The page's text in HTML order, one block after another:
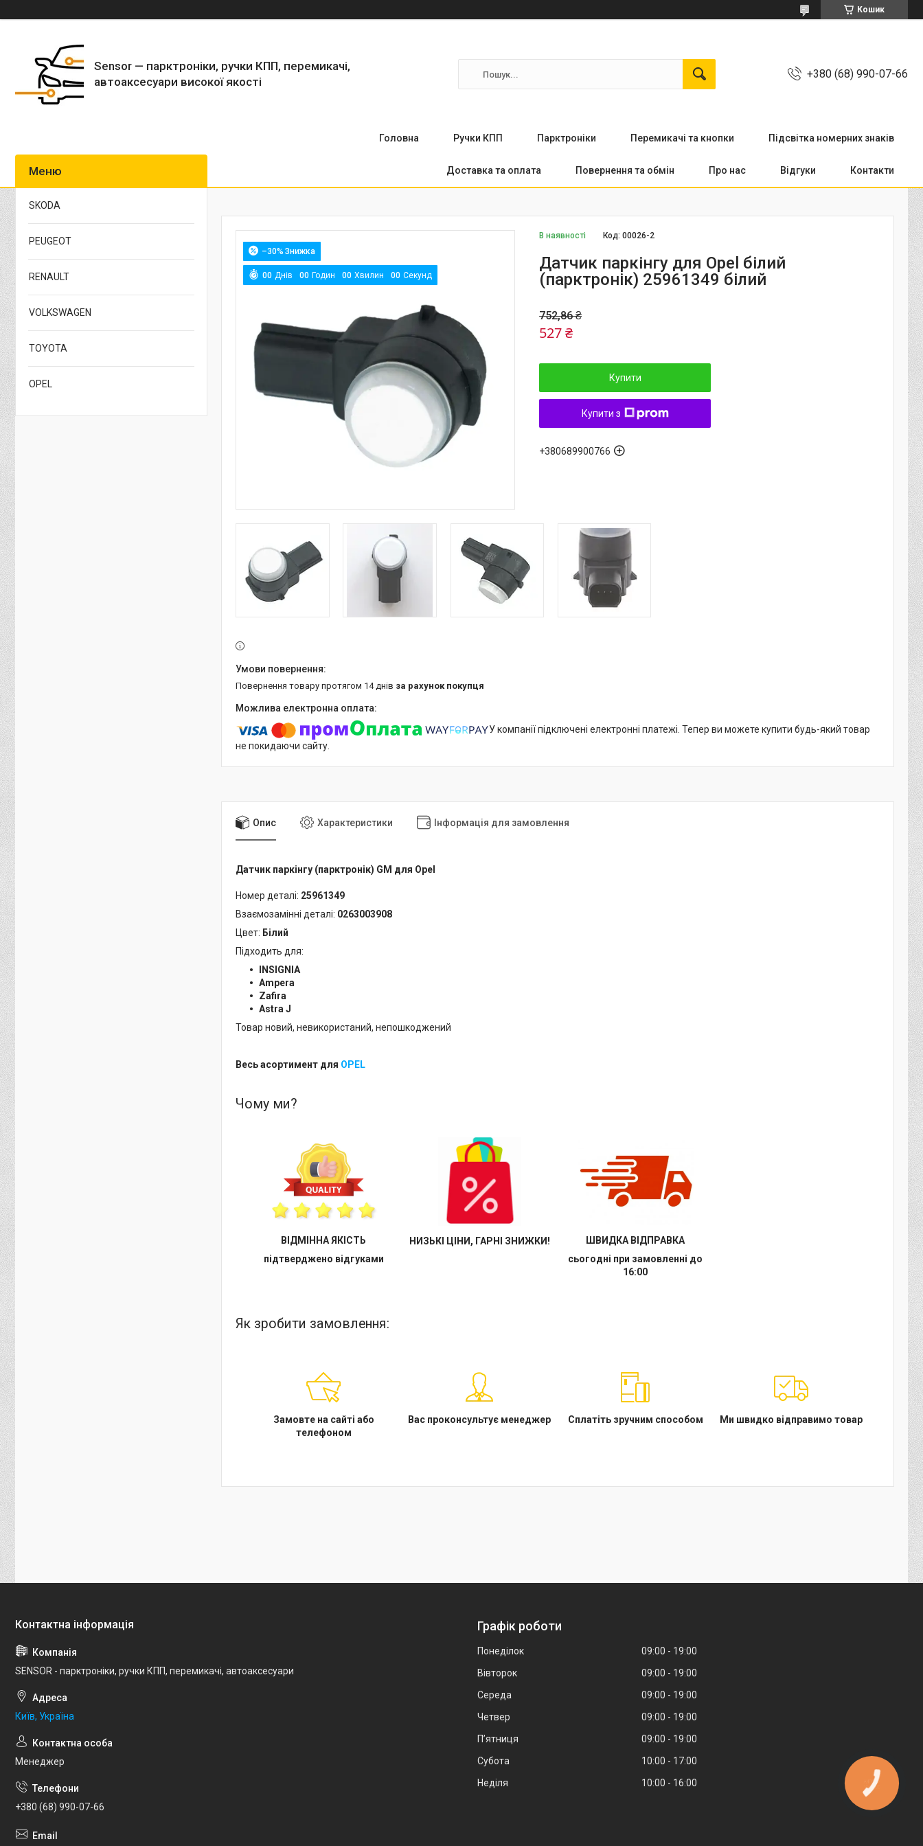
Кошик
Sensor — парктроніки, ручки КПП, перемикачі,
автоаксесуари високої якості
+380 (68) 990-07-66
Головна Ручки КПП Парктронiки Перемикачi та кнопки Підсвітка номерних знаків
Доставка та оплата Повернення та обмін Про нас Відгуки Контакти
–30%
00 Днів 00 Годин 00 Хвилин 00 Секунд
В наявності Код:00026-2
Датчик паркінгу для Opel білий
(парктронік) 25961349 білий
752,86 ₴
527 ₴
Купити
Купити з
+380689900766
повернення товару протягом 14 днів за рахунок покупця
У компанії підключені електронні платежі. Тепер ви можете купити будь-який товар
не покидаючи сайту.
Опис Характеристики Інформація для замовлення
Датчик паркінгу (парктронік) GM для Opel
Номер деталі: 25961349
Взаємозамінні деталі: 0263003908
Цвет: Білий
Підходить для:
INSIGNIA
Ampera
Zafira
Astra J
Товар новий, невикористаний, непошкоджений
Весь асортимент для OPEL
Чому ми?
ВІДМІННА ЯКІСТЬ
підтверджено відгуками
НИЗЬКІ ЦІНИ, ГАРНІ ЗНИЖКИ!
ШВИДКА ВІДПРАВКА
сьогодні при замовленні до
16:00
Як зробити замовлення:
Замовте на сайті або
телефоном
Вас проконсультує менеджер Сплатіть зручним способом Ми швидко відправимо товар
SKODA
PEUGEOT
RENAULT
VOLKSWAGEN
TOYOTA
OPEL
SENSOR - парктроніки, ручки КПП, перемикачі, автоаксесуари
Київ, Україна
Менеджер
+380 (68) 990-07-66
Графік роботи
Понеділок 09:00
19:00
Вівторок
09:00
19:00
Середа
09:00
19:00
Четвер
09:00
19:00
Пʼятниця
09:00
19:00
Субота
10:00
17:00
Неділя
10:00 16:00